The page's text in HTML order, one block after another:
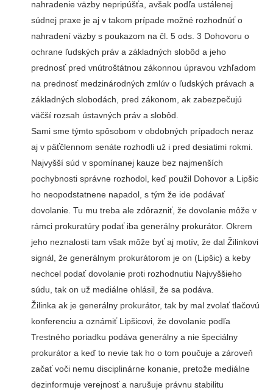
nahradenie väzby nepripúšťa, avšak podľa ustálenej
súdnej praxe je aj v takom prípade možné rozhodnúť o
nahradení väzby s poukazom na čl. 5 ods. 3 Dohovoru o
ochrane ľudských práv a základných slobôd a jeho
prednosť pred vnútroštátnou zákonnou úpravou vzhľadom
na prednosť medzinárodných zmlúv o ľudských právach a
základných slobodách, pred zákonom, ak zabezpečujú
väčší rozsah ústavných práv a slobôd.
Sami sme týmto spôsobom v obdobných prípadoch neraz
aj v päťčlennom senáte rozhodli už i pred desiatimi rokmi.
Najvyšší súd v spomínanej kauze bez najmenších
pochybnosti správne rozhodol, keď použil Dohovor a Lipšic
ho neopodstatnene napadol, s tým že ide podávať
dovolanie. Tu mu treba ale zdôrazniť, že dovolanie môže v
rámci prokuratúry podať iba generálny prokurátor. Okrem
jeho neznalosti tam však môže byť aj motív, že dal Žilinkovi
signál, že generálnym prokurátorom je on (Lipšic) a keby
nechcel podať dovolanie proti rozhodnutiu Najvyššieho
súdu, tak on už mediálne ohlásil, že sa podáva.
Žilinka ak je generálny prokurátor, tak by mal zvolať tlačovú
konferenciu a oznámiť Lipšicovi, že dovolanie podľa
Trestného poriadku podáva generálny a nie špeciálny
prokurátor a keď to nevie tak ho o tom poučuje a zároveň
začať voči nemu disciplinárne konanie, pretože mediálne
dezinformuje verejnosť a narušuje právnu stabilitu